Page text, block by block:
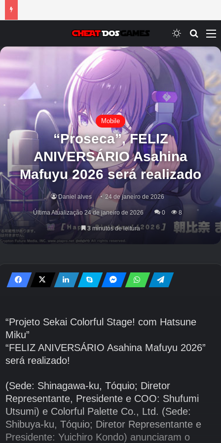
Switch skin
Mobile
“Proseca”, FELIZ
ANIVERSÁRIO Asahina
Mafuyu 2026 será realizado
Daniel alves 24 de janeiro de 2026
Última Atualização 24 de janeiro de 2026 0 8
3 minutos de leitura
“Projeto Sekai Colorful Stage! com Hatsune
Miku”
“FELIZ ANIVERSÁRIO Asahina Mafuyu 2026”
será realizado!
(Sede: Shinagawa-ku, Tóquio; Diretor
Representante, Presidente e COO: Shufumi
Utsumi) e Colorful Palette Co., Ltd. (Sede:
Shibuya-ku, Tóquio; Diretor Representante e
Presidente: Yuichiro Kondo) anunciaram o